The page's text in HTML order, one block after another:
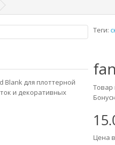
Blank для плоттерной
и декоративных
Теги:
Товар
Цена